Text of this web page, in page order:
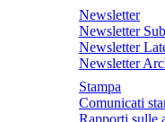
Newsletter
Newsletter
Newsletter
Newsletter
Stampa
Comunicati
Rapporti sulle